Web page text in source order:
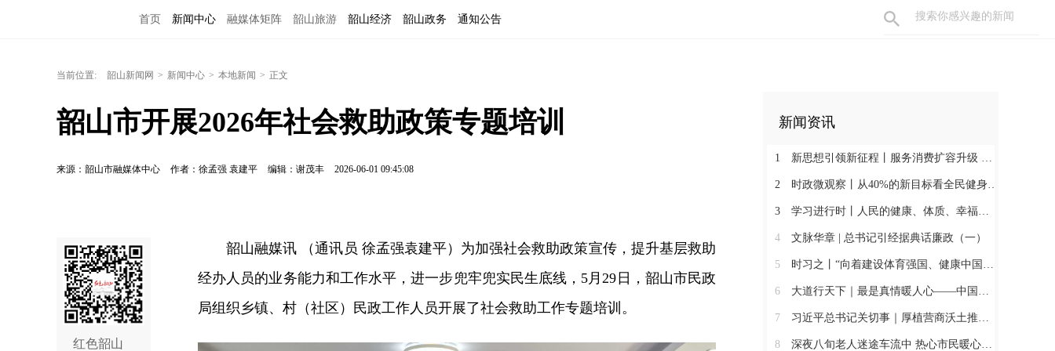
首页 新闻中心 融媒体矩阵 韶山旅游 韶山经济 韶山政务 通知公告
当前位置: 韶山新闻网 > 新闻中心 > 本地新闻 > 正文
韶山市开展2026年社会救助政策专题培训
来源：韶山市融媒体中心 作者：徐孟强 袁建平 编辑：谢茂丰 2026-06-01 09:45:08
红色韶山
韶山融媒讯 （通讯员 徐孟强袁建平）为加强社会救助政策宣传，提升基层救助
经办人员的业务能力和工作水平，进一步兜牢兜实民生底线，5月29日，韶山市民政
局组织乡镇、村（社区）民政工作人员开展了社会救助工作专题培训。
新闻资讯
1 新思想引领新征程丨服务消费扩容升级 激发内需新活力
2 时政微观察丨从40%的新目标看全民健身事业高质量发展
3 学习进行时丨人民的健康、体质、幸福一脉相承
4 文脉华章 | 总书记引经据典话廉政（一）
5 时习之丨“向着建设体育强国、健康中国的目标不断迈进”
6 大道行天下｜最是真情暖人心——中国元首外交的世界情怀与大国气派
7 习近平总书记关切事｜厚植营商沃土推动东北全面振兴
8 深夜八旬老人迷途车流中 热心市民暖心护送助其平安归家